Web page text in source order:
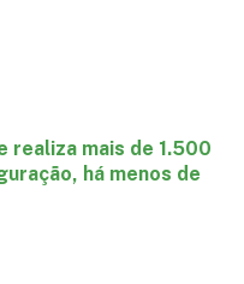
realiza mais de 1.500
há menos de